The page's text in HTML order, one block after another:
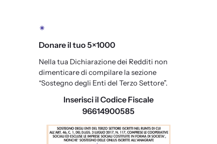
✴
Donare il tuo 5×1000
Nella tua Dichiarazione dei Redditi non
dimenticare di compilare la sezione
“Sostegno degli Enti del Terzo Settore”.
Inserisci il Codice Fiscale
96614900585